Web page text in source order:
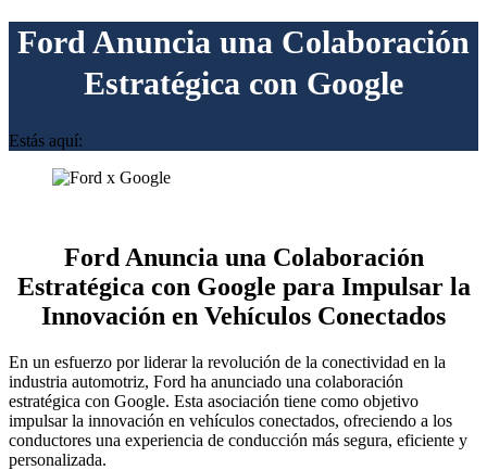
Ford Anuncia una Colaboración
Estratégica con Google
Estás aquí:
Ford Anuncia una Colaboración
Estratégica con Google para Impulsar la
Innovación en Vehículos Conectados
En un esfuerzo por liderar la revolución de la conectividad en la
industria automotriz, Ford ha anunciado una colaboración
estratégica con Google. Esta asociación tiene como objetivo
impulsar la innovación en vehículos conectados, ofreciendo a los
conductores una experiencia de conducción más segura, eficiente y
personalizada.